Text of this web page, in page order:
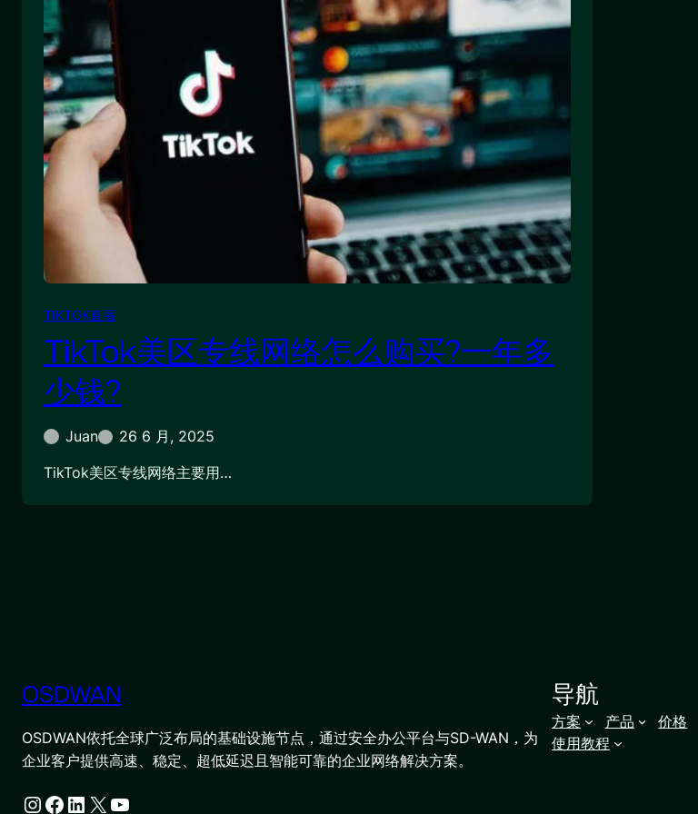
TIKTOK直播
TikTok美区专线网络怎么购买?一年多
少钱?
Juan
26 6 月, 2025
TikTok美区专线网络主要用…
OSDWAN
OSDWAN依托全球广泛布局的基础设施节点，通过安全办公平台与SD-WAN，为
企业客户提供高速、稳定、超低延迟且智能可靠的企业网络解决方案。
Instagram Facebook LinkedIn X YouTube
导航
方案 产品 价格
使用教程